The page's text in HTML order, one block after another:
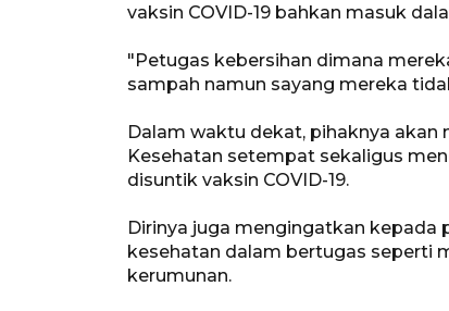
vaksin COVID-19 bahkan masuk
"Petugas kebersihan dimana
sampah namun sayang mereka
Dalam waktu dekat, pihaknya
Kesehatan setempat sekaligus
disuntik vaksin COVID-19.
Dirinya juga mengingatkan
kesehatan dalam bertugas seperti
kerumunan.